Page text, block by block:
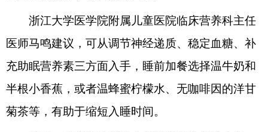
浙江大学医学院附属儿童医院临床营养科主任
医师马鸣建议，可从调节神经递质、稳定血糖、补
充助眠营养素三方面入手，睡前加餐选择温牛奶和
半根小香蕉，或者温蜂蜜柠檬水、无咖啡因的洋甘
菊茶等，有助于缩短入睡时间。